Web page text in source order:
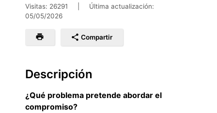
Visitas: 26291
Última actualización:
05/05/2026
Compartir
Descripción
¿Qué problema pretende abordar el
compromiso?